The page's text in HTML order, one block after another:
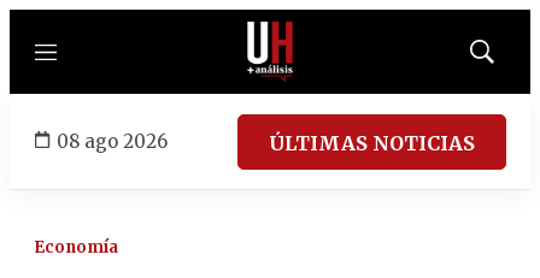
Menú
Mostrar
08 ago 2026 ÚLTIMAS NOTICIAS
Economía